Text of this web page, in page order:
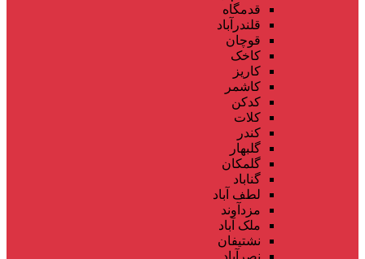
قدمگاه
قلندرآباد
قوچان
کاخک
کاریز
کاشمر
کدکن
کلات
کندر
گلبهار
گلمکان
گناباد
لطف آباد
مزدآوند
ملک آباد
نشتیفان
نصرآباد